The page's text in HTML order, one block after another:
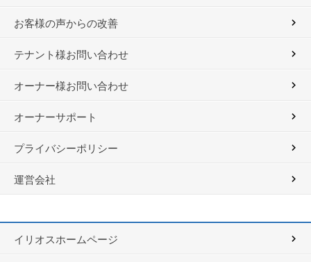
お客様の声からの改善
テナント様お問い合わせ
オーナー様お問い合わせ
オーナーサポート
プライバシーポリシー
運営会社
イリオスホームページ